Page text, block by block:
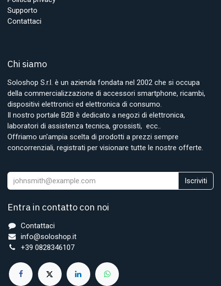
Supporto
Contattaci
Chi siamo
Soloshop S.r.l. è un azienda fondata nel 2002 che si occupa
della commercializzazione di accessori smartphone, ricambi,
dispositivi elettronici ed elettronica di consumo.
Il nostro portale B2B è dedicato a negozi di elettronica,
laboratori di assistenza tecnica, grossisti, ecc..
Offriamo un'ampia scelta di prodotti a prezzi sempre
concorrenziali, registrati per visionare tutte le nostre offerte.
Iscriviti
Entra in contatto con noi
Contattaci
info@soloshop.it
+39 0828346107